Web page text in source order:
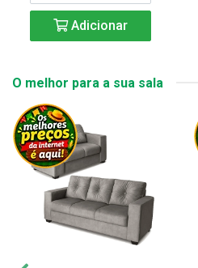
Adicionar
O melhor para a sua sala